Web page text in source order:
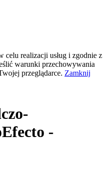
celu realizacji usług i zgodnie z
warunki przechowywania
przeglądarce. Zamknij
-